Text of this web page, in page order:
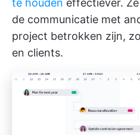
te houden effectiever.
de communicatie met
project betrokken zijn,
en clients.